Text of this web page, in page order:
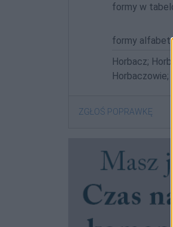
formy w
formy
Horbacz;
Horbaczowie;
ZGŁOŚ POPRAWKĘ